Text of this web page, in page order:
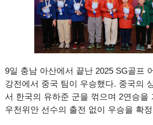
9일 충남 아산에서 끝난 2025 SG골프
강전에서 중국 팀이 우승했다. 중국의
서 한국의 유하준 군을 꺾으며 2연승을
우천위안 선수의 출전 없이 우승을 확